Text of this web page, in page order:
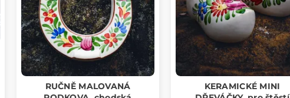
RUČNĚ MALOVANÁ
KERAMICKÉ MINI